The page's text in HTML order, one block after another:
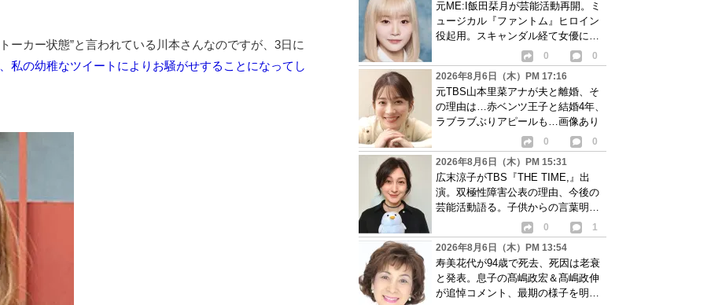
ーカー状態”と言われている川本さんなのですが、3日に
、私の幼稚なツイートによりお騒がせすることになってし
元ME:I飯田栞月が芸能活動再開。ミ
ュージカル『ファントム』ヒロイン
役起用。スキャンダル経て女優に転
0
0
2026年8月6日（木）PM 17:16
元TBS山本里菜アナが夫と離婚、そ
の理由は…赤ベンツ王子と結婚4年、
ラブラブぶりアピールも…画像あり
0
0
2026年8月6日（木）PM 15:31
広末涼子がTBS『THE TIME,』出
演。双極性障害公表の理由、今後の
芸能活動語る。子供からの言葉明か
0
1
2026年8月6日（木）PM 13:54
寿美花代が94歳で死去、死因は老衰
と発表。息子の髙嶋政宏＆髙嶋政伸
が追悼コメント、最期の様子を明か